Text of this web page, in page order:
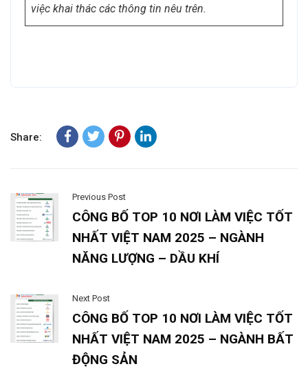
việc khai thác các thông tin nêu trên.
Share:
Previous Post
CÔNG BỐ TOP 10 NƠI LÀM VIỆC TỐT
NHẤT VIỆT NAM 2025 – NGÀNH
NĂNG LƯỢNG – DẦU KHÍ
Next Post
CÔNG BỐ TOP 10 NƠI LÀM VIỆC TỐT
NHẤT VIỆT NAM 2025 – NGÀNH BẤT
ĐỘNG SẢN